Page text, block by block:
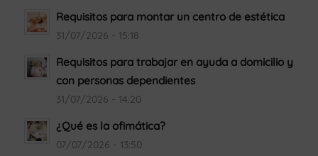
Requisitos para montar un centro de estética
31/07/2026 - 15:18
Requisitos para trabajar en ayuda a domicilio y
con personas dependientes
31/07/2026 - 14:20
¿Qué es la ofimática?
07/07/2026 - 13:50